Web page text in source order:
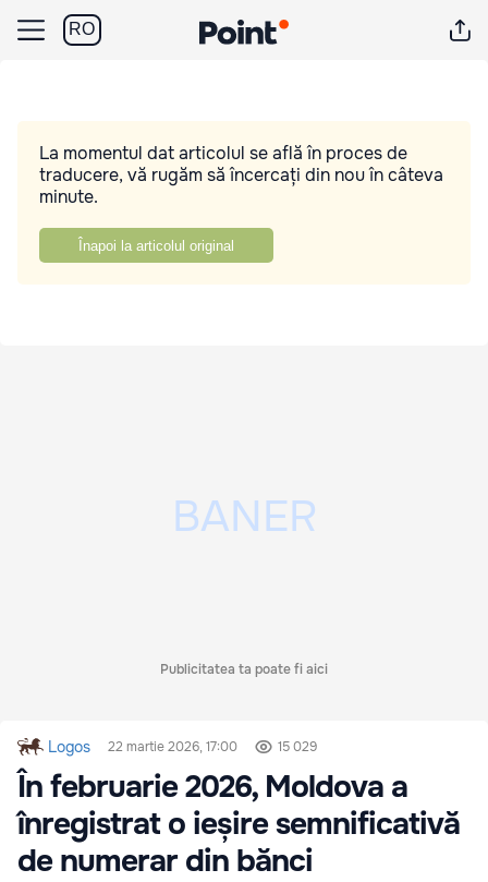
RO
La momentul dat articolul se află în proces de
traducere, vă rugăm să încercați din nou în câteva
minute.
Înapoi la articolul original
Publicitatea ta poate fi aici
Logos 22 martie 2026, 17:00 15 029
În februarie 2026, Moldova a
înregistrat o ieșire semnificativă
de numerar din bănci